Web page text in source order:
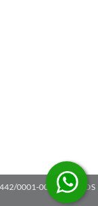
0001-00 - TODOS OS